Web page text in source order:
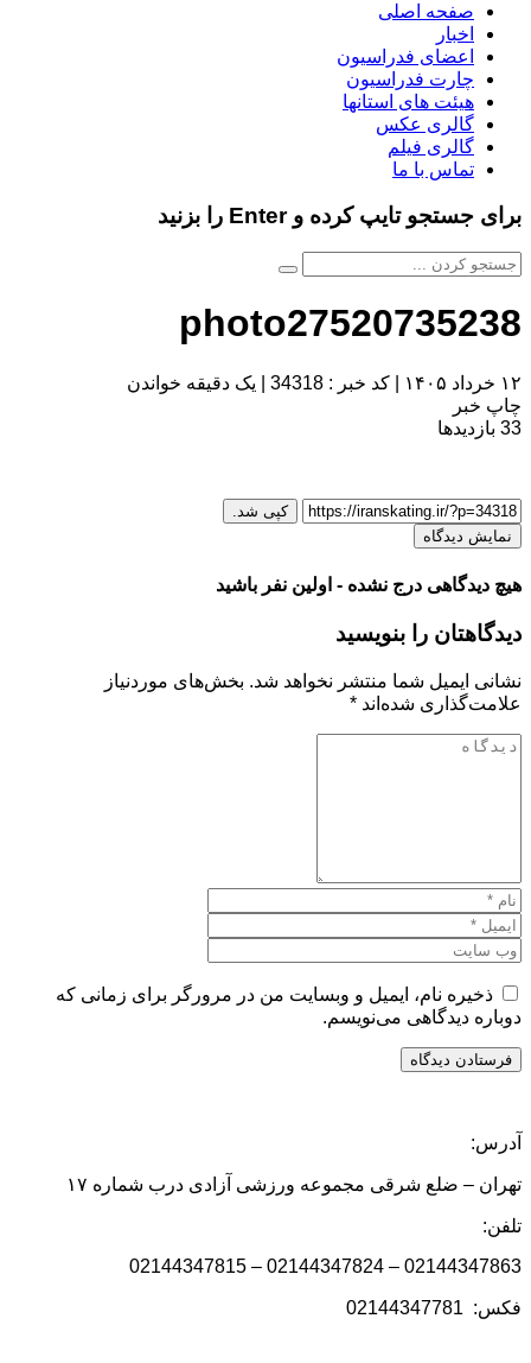
صفحه اصلی
اخبار
اعضای فدراسیون
چارت فدراسیون
هیئت های استانها
گالری عکس
گالری فیلم
تماس با ما
برای جستجو تایپ کرده و Enter را بزنید
photo27520735238
۱۲ خرداد ۱۴۰۵ کد خبر : 34318
یک دقیقه خواندن
چاپ خبر
33 بازدیدها
کپی شد.
نمایش دیدگاه
هیچ دیدگاهی درج نشده - اولین نفر باشید
دیدگاهتان را بنویسید
نشانی ایمیل شما منتشر نخواهد شد. بخش‌های موردنیاز
علامت‌گذاری شده‌اند *
ذخیره نام، ایمیل و وبسایت من در مرورگر برای زمانی که
دوباره دیدگاهی می‌نویسم.
آدرس:
تهران – ضلع شرقی مجموعه ورزشی آزادی درب شماره ۱۷
تلفن:
02144347863 – 02144347824 – 02144347815
فکس: 02144347781